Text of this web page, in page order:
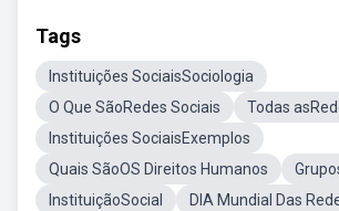
Tags
Instituições SociaisSociologia
O Que SãoRedes Sociais
Todas
Instituições SociaisExemplos
Quais SãoOS Direitos Humanos
InstituiçãoSocial
DIA Mundial Das